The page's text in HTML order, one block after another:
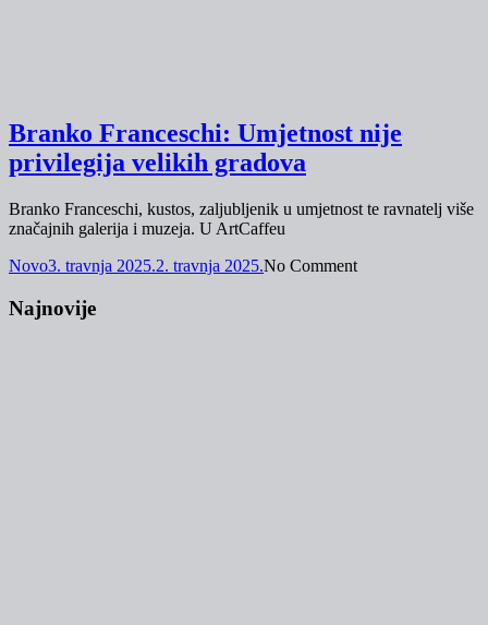
Branko Franceschi: Umjetnost nije
privilegija velikih gradova
Branko Franceschi, kustos, zaljubljenik u umjetnost te ravnatelj više
značajnih galerija i muzeja. U ArtCaffeu
Novo3. travnja 2025.2. travnja 2025.No Comment
Najnovije